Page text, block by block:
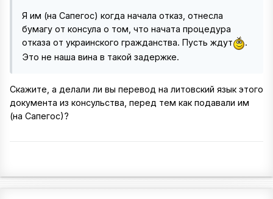
Я им (на Сапегос) когда начала отказ, отнесла
бумагу от консула о том, что начата процедура
отказа от украинского гражданства. Пусть ждут
.
Это не наша вина в такой задержке.
Скажите, а делали ли вы перевод на литовский язык этого
документа из консульства, перед тем как подавали им
(на Сапегос)?